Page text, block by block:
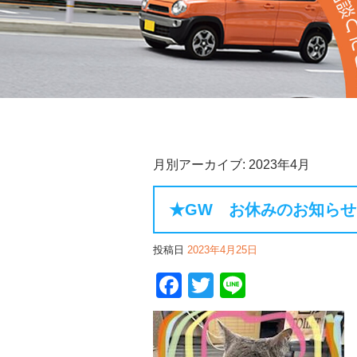
月別アーカイブ: 2023年4月
★GW お休みのお知ら
投稿日 2023年4月25日
Facebook
Twitter